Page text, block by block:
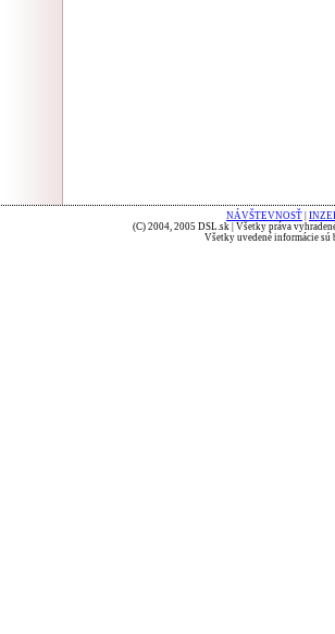
NÁVŠTEVNOSŤ
(C) 2004, 2005 DSL.sk | Všetky práva
Všetky uvedené informácie sú